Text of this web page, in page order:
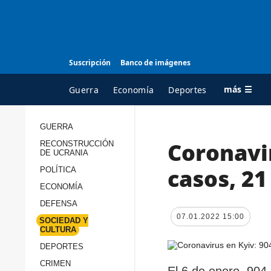
Suscripción Banco de imágenes
Guerra Economía Deportes más ☰
TODAS LAS
GUERRA
RECONSTRUCCIÓN
DE UCRANIA
POLÍTICA
ECONOMÍA
DEFENSA
SOCIEDAD Y
CULTURA
DEPORTES
CRIMEN
casos,
07.01.2022 15:00